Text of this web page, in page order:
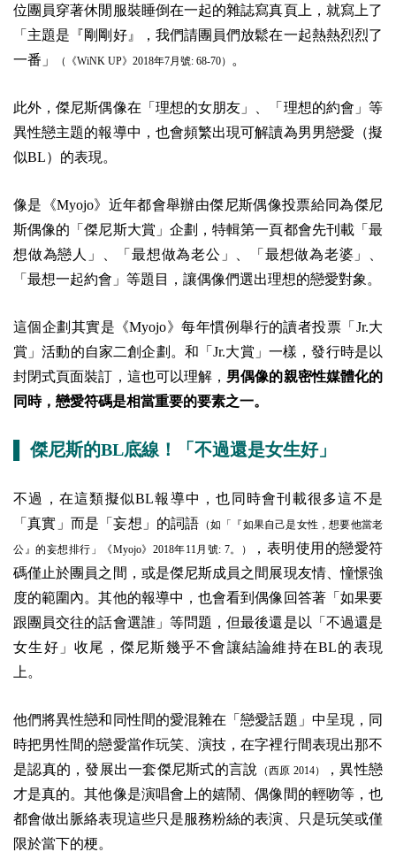
位團員穿著休閒服裝睡倒在一起的雜誌寫真頁上，就寫上了
「主題是『剛剛好』，我們請團員們放鬆在一起熱熱烈烈了
一番」
（《WiNK UP》2018年7月號: 68-70） 。
此外，傑尼斯偶像在「理想的女朋友」、「理想的約會」等
異性戀主題的報導中，也會頻繁出現可解讀為男男戀愛（擬
似BL）的表現。
像是《Myojo》近年都會舉辦由傑尼斯偶像投票給同為傑尼
斯偶像的「傑尼斯大賞」企劃，特輯第一頁都會先刊載「最
想做為戀人」、「最想做為老公」、「最想做為老婆」、
「最想一起約會」等題目，讓偶像們選出理想的戀愛對象。
這個企劃其實是《Myojo》每年慣例舉行的讀者投票「Jr.大
賞」活動的自家二創企劃。和「Jr.大賞」一樣，發行時是以
封閉式頁面裝訂，這也可以理解， 男偶像的親密性媒體化的
同時，戀愛符碼是相當重要的要素之一。
▌ 傑尼斯的BL底線！「不過還是女生好」
不過，在這類擬似BL報導中，也同時會刊載很多這不是
「真實」而是「妄想」的詞語 （如「『如果自己是女性，想要他當老
公』的妄想排行」《Myojo》2018年11月號: 7。）
，表明使用的戀愛符
碼僅止於團員之間，或是傑尼斯成員之間展現友情、憧憬強
度的範圍內。其他的報導中，也會看到偶像回答著「如果要
跟團員交往的話會選誰」等問題，但最後還是以「不過還是
女生好」收尾，傑尼斯幾乎不會讓結論維持在BL的表現
上。
他們將異性戀和同性間的愛混雜在「戀愛話題」中呈現，同
時把男性間的戀愛當作玩笑、演技，在字裡行間表現出那不
是認真的，發展出一套傑尼斯式的言說
（西原 2014）
，異性戀
才是真的。其他像是演唱會上的嬉鬧、偶像間的輕吻等，也
都會做出脈絡表現這些只是服務粉絲的表演、只是玩笑或僅
限於當下的梗。